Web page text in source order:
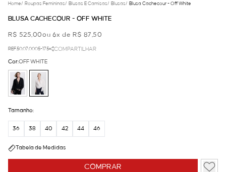
Home/ Roupas Femininas/ Blusas E Camisas/ Blusas/ Blusa Cachecour - Off White
BLUSA CACHECOUR - OFF WHITE
R$ 525,00ou 6x de R$ 87,50
REF.50.07.0005-175 COMPARTILHAR
COMPRAR
Cor:OFF WHITE
Tamanho:
36 38 40 42 44 46
Tabela de Medidas